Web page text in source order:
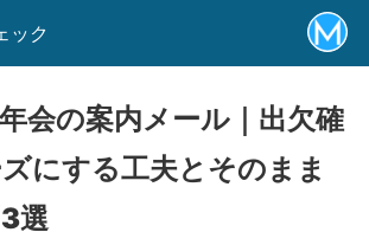
ック
会の案内メール｜出欠確
にする工夫とそのまま
選